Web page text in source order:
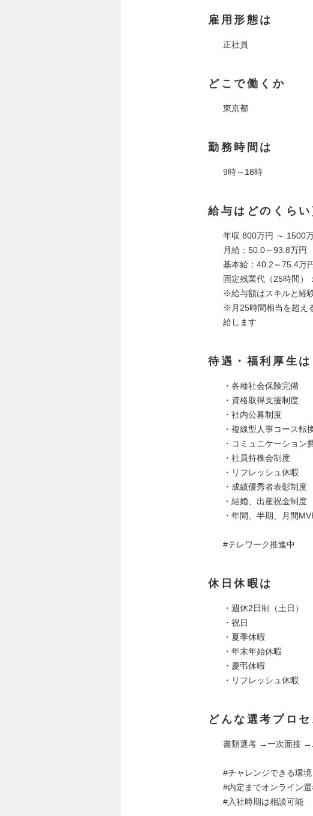
雇用形態は
正社員
どこで働くか
東京都
勤務時間は
9時～18時
給与はどのくら
年収 800万円 ～ 1500
月給：50.0～93.8万円
基本給：40.2～75.4万
固定残業代（25時間）
※給与額はスキルと経
※月25時間相当を超え
給します
待遇・福利厚生は
・各種社会保険完備
・資格取得支援制度
・社内公募制度
・複線型人事コース転
・コミュニケーション
・社員持株会制度
・リフレッシュ休暇
・成績優秀者表彰制度
・結婚、出産祝金制度
・年間、半期、月間
#テレワーク推進中
休日休暇は
・週休2日制（土日）
・祝日
・夏季休暇
・年末年始休暇
・慶弔休暇
・リフレッシュ休暇
どんな選考プロ
書類選考 →一次面接
#チャレンジできる環境
#内定までオンライン
#入社時期は相談可能